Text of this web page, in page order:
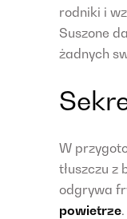
rodniki i
Suszone
żadnych
W
tłuszczu z
odgrywa
powietrze